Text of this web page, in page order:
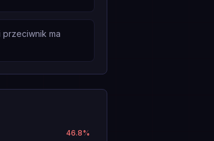
przeciwnik ma
46.8%